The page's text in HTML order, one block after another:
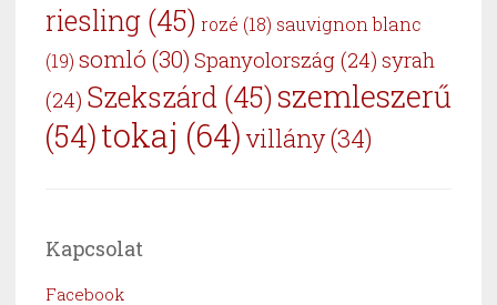
riesling (45) rozé (18) sauvignon blanc
(19) somló (30) Spanyolország (24) syrah
(24) Szekszárd (45)szemleszerű
(54)tokaj (64) villány(34)
Kapcsolat
Facebook